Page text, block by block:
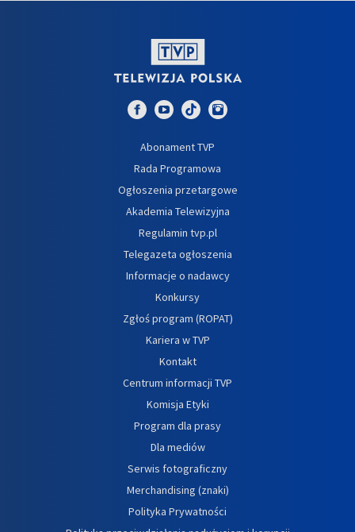
Abonament TVP
Rada Programowa
Ogłoszenia przetargowe
Akademia Telewizyjna
Regulamin tvp.pl
Telegazeta ogłoszenia
Informacje o nadawcy
Konkursy
Zgłoś program (ROPAT)
Kariera w TVP
Kontakt
Centrum informacji TVP
Komisja Etyki
Program dla prasy
Dla mediów
Serwis fotograficzny
Merchandising (znaki)
Polityka Prywatności